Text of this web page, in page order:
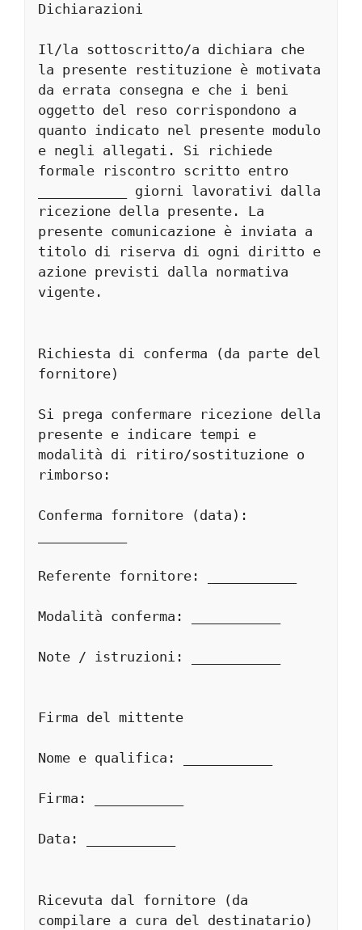
Dichiarazioni
Il/la sottoscritto/a dichiara che
la presente restituzione è motivata
da errata consegna e che i beni
oggetto del reso corrispondono a
quanto indicato nel presente modulo
e negli allegati. Si richiede
formale riscontro scritto entro
___________ giorni lavorativi dalla
ricezione della presente. La
presente comunicazione è inviata a
titolo di riserva di ogni diritto e
azione previsti dalla normativa
vigente.
Richiesta di conferma (da parte del
fornitore)
Si prega confermare ricezione della
presente e indicare tempi e
modalità di ritiro/sostituzione o
rimborso:
Conferma fornitore (data):
Referente fornitore: ___________
Modalità conferma: ___________
Note / istruzioni: ___________
Firma del mittente
Nome e qualifica: ___________
Firma: ___________
Data: ___________
Ricevuta dal fornitore (da
compilare a cura del destinatario)